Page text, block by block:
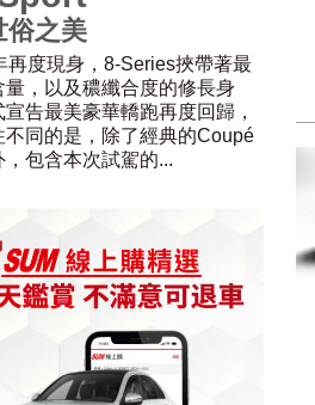
俗之美
再度現身，8-Series挾帶著最
量，以及穠纖合度的修長身
告最美豪華轎跑再度回歸，
不同的是，除了經典的Coupé
，包含本次試駕的...